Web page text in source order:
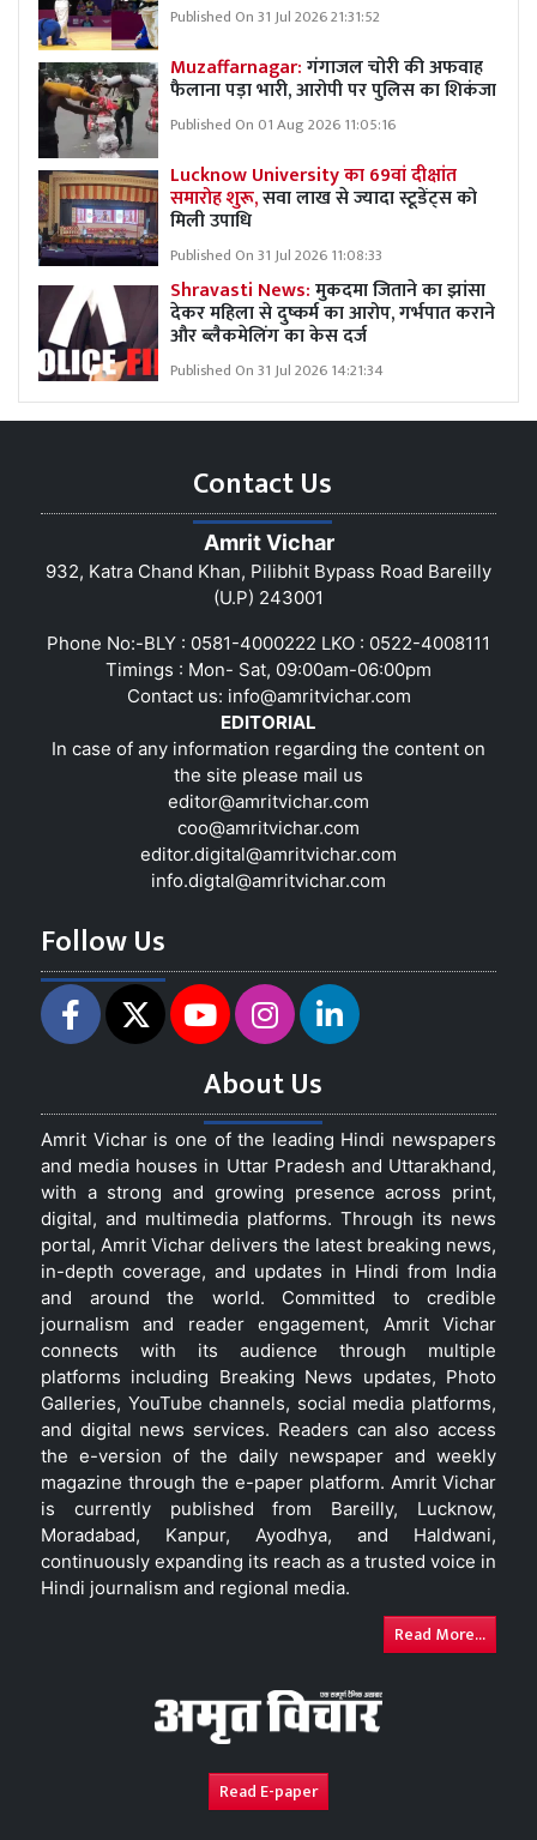
Published On 31 Jul 2026 21:31:52
Muzaffarnagar:गंगाजल चोरी की अफवाह
फैलाना पड़ा भारी, आरोपी पर पुलिस का शिकंजा
Published On 01 Aug 2026 11:05:16
Lucknow University का 69वां दीक्षांत
समारोह शुरू,सवा लाख से ज्यादा स्टूडेंट्स को
मिली उपाधि
Published On 31 Jul 2026 11:08:33
Shravasti News:मुकदमा जिताने का झांसा
देकर महिला से दुष्कर्म का आरोप, गर्भपात कराने
और ब्लैकमेलिंग का केस दर्ज
Published On 31 Jul 2026 14:21:34
Contact Us
Amrit Vichar
932, Katra Chand Khan, Pilibhit Bypass Road Bareilly
(U.P) 243001
Phone No:-BLY : 0581-4000222 LKO : 0522-4008111
Timings : Mon- Sat, 09:00am-06:00pm
Contact us: info@amritvichar.com
EDITORIAL
In case of any information regarding the content on
the site please mail us
editor@amritvichar.com
coo@amritvichar.com
editor.digital@amritvichar.com
info.digtal@amritvichar.com
Follow Us
About Us
Amrit Vichar is one of the leading Hindi newspapers
and media houses in Uttar Pradesh and Uttarakhand,
with a strong and growing presence across print,
digital, and multimedia platforms. Through its news
portal, Amrit Vichar delivers the latest breaking news,
in-depth coverage, and updates in Hindi from India
and around the world. Committed to credible
journalism and reader engagement, Amrit Vichar
connects with its audience through multiple
platforms including Breaking News updates, Photo
Galleries, YouTube channels, social media platforms,
and digital news services. Readers can also access
the e-version of the daily newspaper and weekly
magazine through the e-paper platform. Amrit Vichar
is currently published from Bareilly, Lucknow,
Moradabad, Kanpur, Ayodhya, and Haldwani,
continuously expanding its reach as a trusted voice in
Hindi journalism and regional media.
Read More...
Read E-paper